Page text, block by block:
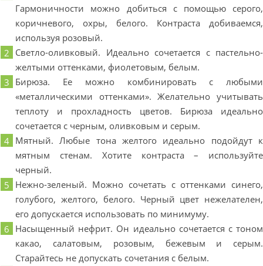
Гармоничности можно добиться с помощью серого,
коричневого, охры, белого. Контраста добиваемся,
используя розовый.
Светло-оливковый. Идеально сочетается с пастельно-
желтыми оттенками, фиолетовым, белым.
Бирюза. Ее можно комбинировать с любыми
«металлическими оттенками». Желательно учитывать
теплоту и прохладность цветов. Бирюза идеально
сочетается с черным, оливковым и серым.
Мятный. Любые тона желтого идеально подойдут к
мятным стенам. Хотите контраста – используйте
черный.
Нежно-зеленый. Можно сочетать с оттенками синего,
голубого, желтого, белого. Черный цвет нежелателен,
его допускается использовать по минимуму.
Насыщенный нефрит. Он идеально сочетается с тоном
какао, салатовым, розовым, бежевым и серым.
Старайтесь не допускать сочетания с белым.